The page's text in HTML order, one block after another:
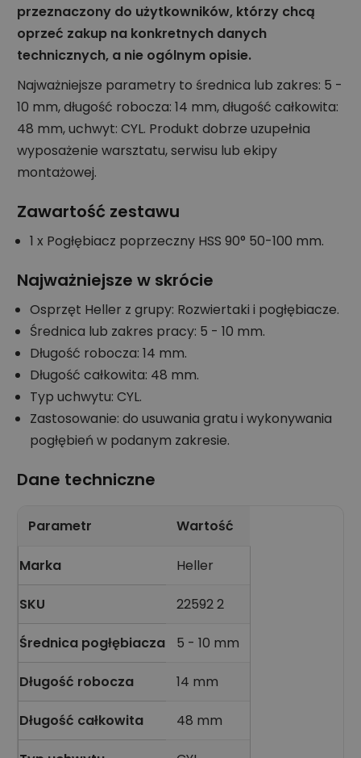
przeznaczony do użytkowników, którzy chcą
oprzeć zakup na konkretnych danych
technicznych, a nie ogólnym opisie.
Najważniejsze parametry to średnica lub zakres: 5 -
10 mm, długość robocza: 14 mm, długość całkowita:
48 mm, uchwyt: CYL. Produkt dobrze uzupełnia
wyposażenie warsztatu, serwisu lub ekipy
montażowej.
Zawartość zestawu
1 x Pogłębiacz poprzeczny HSS 90° 50-100 mm.
Najważniejsze w skrócie
Osprzęt Heller z grupy: Rozwiertaki i pogłębiacze.
Średnica lub zakres pracy: 5 - 10 mm.
Długość robocza: 14 mm.
Długość całkowita: 48 mm.
Typ uchwytu: CYL.
Zastosowanie: do usuwania gratu i wykonywania
pogłębień w podanym zakresie.
Dane techniczne
Parametr Wartość
Marka Heller
SKU 22592 2
Średnica pogłębiacza 5 - 10 mm
Długość robocza 14 mm
Długość całkowita 48 mm